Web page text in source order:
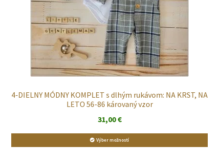
4-DIELNY MÓDNY KOMPLET s dlhým rukávom: NA KRST, NA
LETO 56-86 károvaný vzor
31,00€
Výber možností